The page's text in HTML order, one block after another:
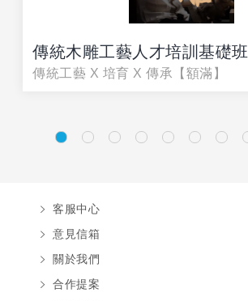
傳統木雕工藝人才培訓基礎班
傳統工藝 X 培育 X 傳承【額滿】
客服中心
意見信箱
關於我們
合作提案